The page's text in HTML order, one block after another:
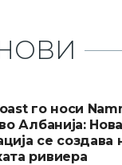
го носи
Албанија:
се создава
ривиера